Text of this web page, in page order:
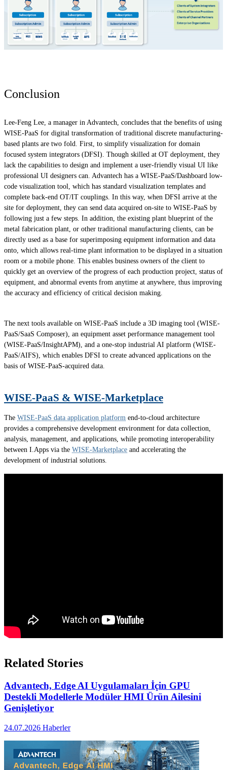
Conclusion
Lee-Feng Lee, a manager in Advantech, concludes that the benefits of using
WISE-PaaS for digital transformation of traditional discrete manufacturing-
based plants are two fold. First, to simplify visualization for domain
focused system integrators (DFSI). Though skilled at OT deployment, they
lack the capabilities to design and implement a user-friendly visual UI like
professional UI designers can. Advantech has a WISE-PaaS/Dashboard low-
code visualization tool, which has standard visualization templates and
complete back-end OT/IT couplings. In this way, when DFSI arrive at the
site for deployment, they can send data acquired on-site to WISE-PaaS by
following just a few steps. In addition, the existing plant blueprint of the
metal fabrication plant, or other traditional manufacturing clients, can be
directly used as a base for superimposing equipment information and data
onto, which allows real-time plant information to be displayed in a situation
room or a mobile phone. This enables business owners of the client to
quickly get an overview of the progress of each production project, status of
equipment, and abnormal events from anytime at anywhere, thus improving
the accuracy and efficiency of critical decision making.
The next tools available on WISE-PaaS include a 3D imaging tool (WISE-
PaaS/SaaS Composer), an equipment asset performance management tool
(WISE-PaaS/InsightAPM), and a one-stop industrial AI platform (WISE-
PaaS/AIFS), which enables DFSI to create advanced applications on the
basis of WISE-PaaS-acquired data.
WISE-PaaS & WISE-Marketplace
The WISE-PaaS data application platform end-to-cloud architecture
provides a comprehensive development environment for data collection,
analysis, management, and applications, while promoting interoperability
between I.Apps via the WISE-Marketplace and accelerating the
development of industrial solutions.
Related Stories
Advantech, Edge AI Uygulamaları İçin GPU
Destekli Modellerle Modüler HMI Ürün Ailesini
Genişletiyor
24.07.2026 Haberler